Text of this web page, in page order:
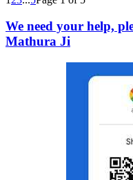
We need your help,
Mathura Ji